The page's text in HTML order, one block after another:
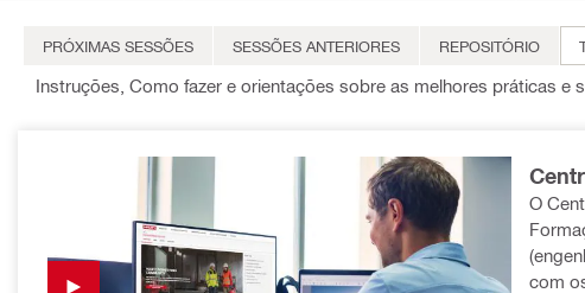
PRÓXIMAS SESSÕES SESSÕES ANTERIORES REPOSITÓRIO
Instruções, Como fazer e orientações sobre as melhores práticas e
O
Formação Técnica. É
com